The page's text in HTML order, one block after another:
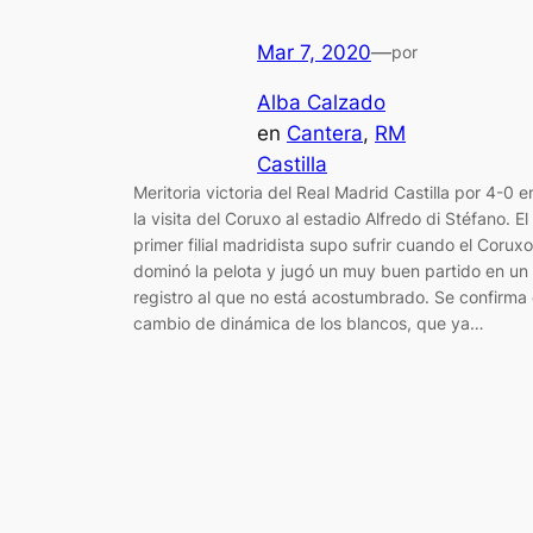
Mar 7, 2020—por
Alba Calzado
en Cantera, RM
Castilla
Meritoria victoria del Real Madrid Castilla por 4-0
la visita del Coruxo al estadio Alfredo di Stéfano. El
primer filial madridista supo sufrir cuando el Coruxo
dominó la pelota y jugó un muy buen partido en un
registro al que no está acostumbrado. Se confirma
cambio de dinámica de los blancos, que ya…